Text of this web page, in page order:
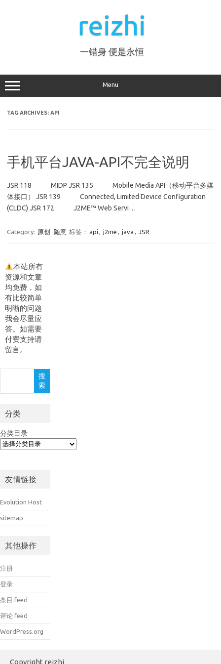
reizhi
一错身 便是永恒
Menu
TAG ARCHIVES: API
手机平台JAVA-API不完全说明
JSR 118 MIDP JSR 135 Mobile Media API（移动平台多媒
体接口） JSR 139 Connected, Limited Device Configuration
(CLDC) JSR 172 J2ME™ Web Servi…
Category: 原创 随意 标签： api , j2me , java , JSR
本站所有
资源和文章
均免费，如
有比较简单
明晰的问题
我会尽量应
答。如需要
付费支持请
留言。
搜
索
分类
分类目录
友情链接
Evolution Host
sitemap
其他操作
注册
登录
条目 feed
评论 feed
WordPress.org
Copyright reizhi